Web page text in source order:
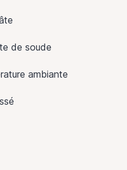
de soude
ambiante